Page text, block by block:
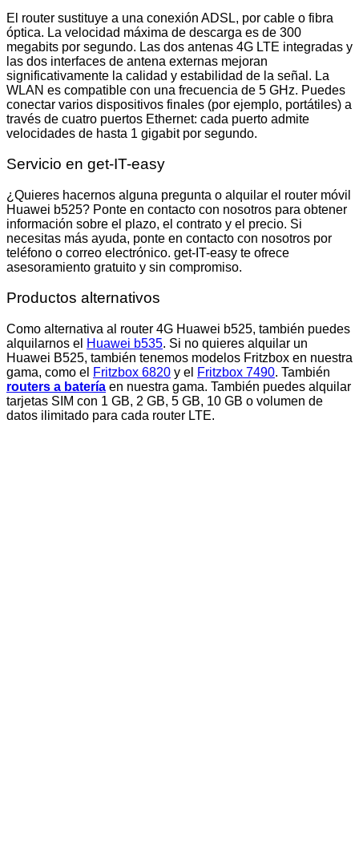
El router sustituye a una conexión ADSL, por cable o fibra
óptica. La velocidad máxima de descarga es de 300
megabits por segundo. Las dos antenas 4G LTE integradas y
las dos interfaces de antena externas mejoran
significativamente la calidad y estabilidad de la señal. La
WLAN es compatible con una frecuencia de 5 GHz. Puedes
conectar varios dispositivos finales (por ejemplo, portátiles) a
través de cuatro puertos Ethernet: cada puerto admite
velocidades de hasta 1 gigabit por segundo.
Servicio en get-IT-easy
¿Quieres hacernos alguna pregunta o alquilar el router móvil
Huawei b525? Ponte en contacto con nosotros para obtener
información sobre el plazo, el contrato y el precio. Si
necesitas más ayuda, ponte en contacto con nosotros por
teléfono o correo electrónico. get-IT-easy te ofrece
asesoramiento gratuito y sin compromiso.
Productos alternativos
Como alternativa al router 4G Huawei b525, también puedes
alquilarnos el Huawei b535. Si no quieres alquilar un
Huawei B525, también tenemos modelos Fritzbox en nuestra
gama, como el Fritzbox 6820 y el Fritzbox 7490. También
routers a batería en nuestra gama. También puedes alquilar
tarjetas SIM con 1 GB, 2 GB, 5 GB, 10 GB o volumen de
datos ilimitado para cada router LTE.